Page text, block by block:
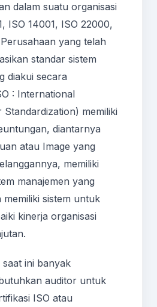
dalam suatu organisasi
ISO 14001, ISO 22000,
yang telah
standar sistem
diakui secara
: International
memiliki
diantarnya
atau Image yang
memiliki
manajemen yang
sistem untuk
kinerja organisasi
ini banyak
auditor untuk
ISO atau